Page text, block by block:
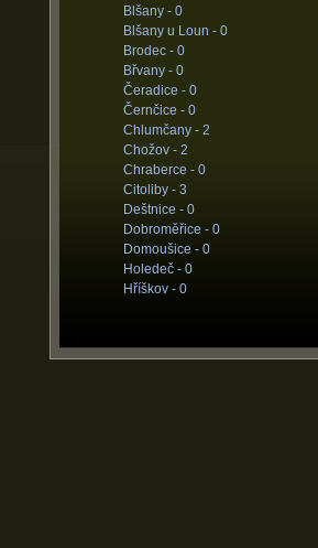
Blšany - 0
Blšany u Loun - 0
Brodec - 0
Břvany - 0
Čeradice - 0
Černčice - 0
Chlumčany - 2
Chožov - 2
Chraberce - 0
Citoliby - 3
Deštnice - 0
Dobroměřice - 0
Domoušice - 0
Holedeč - 0
Hříškov - 0